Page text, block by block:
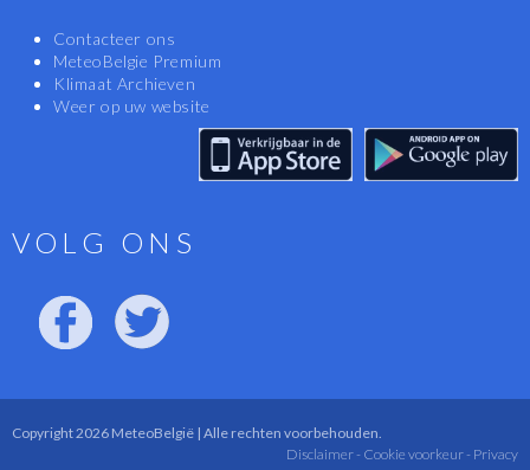
Contacteer ons
MeteoBelgie Premium
Klimaat Archieven
Weer op uw website
VOLG ONS
Copyright 2026 MeteoBelgië | Alle rechten voorbehouden.
Privacy
Cookie voorkeur -
Disclaimer -